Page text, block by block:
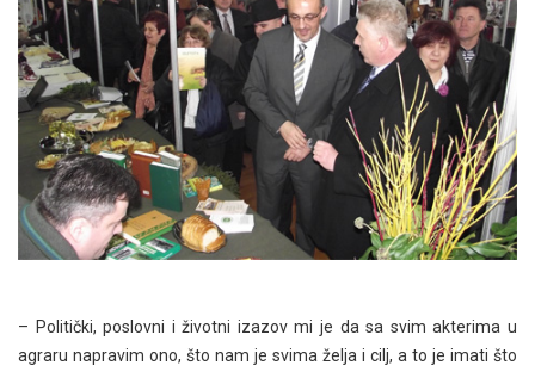
– Politički, poslovni i životni izazov mi je da sa svim akterima u
agraru napravim ono, što nam je svima želja i cilj, a to je imati što